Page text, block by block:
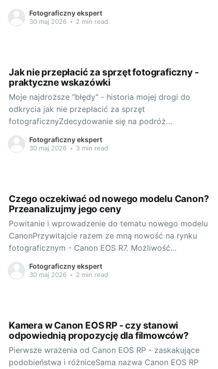
ewoluowało również w kierunku filmowania. Dzielić
się swoimi doświadczeniami, odkrycia i inspiracjami
Fotograficzny ekspert
30 maj 2026 • 2 min read
Jak nie przepłacić za sprzęt fotograficzny -
praktyczne wskazówki
Moje najdroższe "błędy" - historia mojej drogi do
odkrycia jak nie przepłacić za sprzęt
fotograficznyZdecydowanie się na podróż
fotograficzną to nie zawsze jest łatwa decyzja,
zwłaszcza gdy wiąże się to z wizją wydania dużo
Fotograficzny ekspert
30 maj 2026 • 3 min read
Czego oczekiwać od nowego modelu Canon?
Przeanalizujmy jego ceny
Powitanie i wprowadzenie do tematu nowego modelu
CanonPrzywitajcie razem ze mną nowość na rynku
fotograficznym - Canon EOS R7. Możliwość
przetestowania tego sprzętu stanowi dla mnie
prawdziwą gratkę, tym bardziej, że jako bloger
Fotograficzny ekspert
30 maj 2026 • 2 min read
Kamera w Canon EOS RP - czy stanowi
odpowiednią propozycję dla filmowców?
Pierwsze wrażenia od Canon EOS RP - zaskakujące
podobieństwa i różniceSama nazwa Canon EOS RP